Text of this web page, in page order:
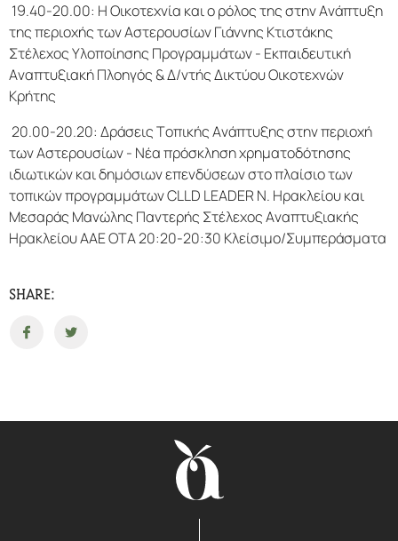
19.40-20.00: Η Οικοτεχνία και ο ρόλος της στην Ανάπτυξη
της περιοχής των Αστερουσίων Γιάννης Κτιστάκης
Στέλεχος Υλοποίησης Προγραμμάτων - Εκπαιδευτική
Αναπτυξιακή Πλοηγός & Δ/ντής Δικτύου Οικοτεχνών
Κρήτης
20.00-20.20: Δράσεις Τοπικής Ανάπτυξης στην περιοχή
των Αστερουσίων - Νέα πρόσκληση χρηματοδότησης
ιδιωτικών και δημόσιων επενδύσεων στο πλαίσιο των
τοπικών προγραμμάτων CLLD LEADER Ν. Ηρακλείου και
Μεσαράς Μανώλης Παντερής Στέλεχος Αναπτυξιακής
Ηρακλείου ΑΑΕ ΟΤΑ 20:20-20:30 Κλείσιμο/Συμπεράσματα
SHARE: